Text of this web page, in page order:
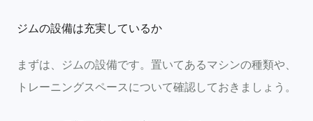
ジムの設備は充実しているか
まずは、ジムの設備です。置いてあるマシンの種類や、
トレーニングスペースについて確認しておきましょう。